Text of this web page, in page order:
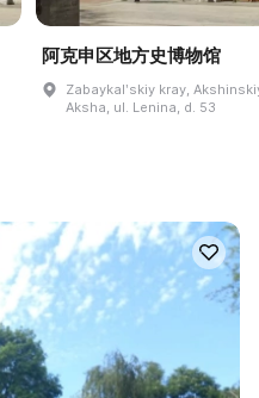
阿克申区地方史博物馆
Zabaykalʹskiy kray,
Aksha, ul. Lenina, d. 53